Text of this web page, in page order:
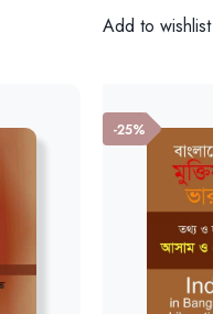
Add to wishlist
-25%